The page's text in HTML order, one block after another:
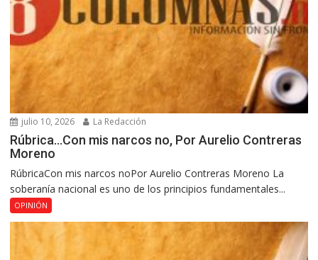
julio 10, 2026 La Redacción
Rúbrica…Con mis narcos no, Por Aurelio Contreras
Moreno
RúbricaCon mis narcos noPor Aurelio Contreras Moreno La
soberanía nacional es uno de los principios fundamentales...
OPINIÓN